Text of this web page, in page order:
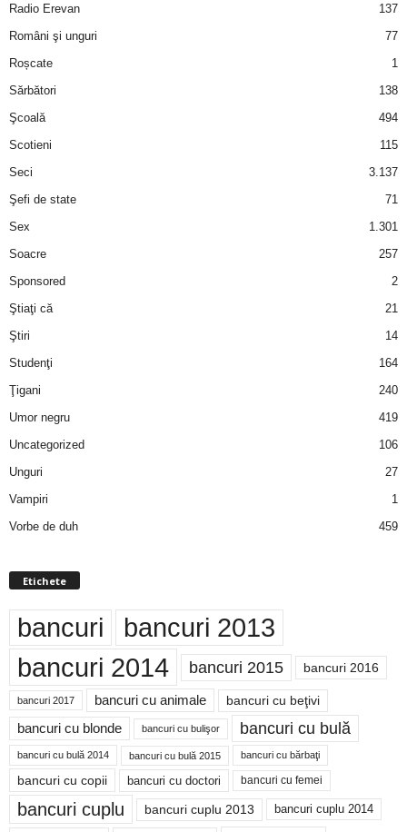
Radio Erevan
137
Români şi unguri
77
Roșcate
1
Sărbători
138
Şcoală
494
Scotieni
115
Seci
3.137
Şefi de state
71
Sex
1.301
Soacre
257
Sponsored
2
Ştiaţi că
21
Ştiri
14
Studenţi
164
Ţigani
240
Umor negru
419
Uncategorized
106
Unguri
27
Vampiri
1
Vorbe de duh
459
Etichete
bancuri bancuri 2013
bancuri 2014 bancuri 2015 bancuri 2016
bancuri 2017 bancuri cu animale bancuri cu beţivi
bancuri cu blonde bancuri cu bulişor bancuri cu bulă
bancuri cu bulă 2014 bancuri cu bulă 2015 bancuri cu bărbaţi
bancuri cu copii bancuri cu doctori bancuri cu femei
bancuri cuplu bancuri cuplu 2013 bancuri cuplu 2014